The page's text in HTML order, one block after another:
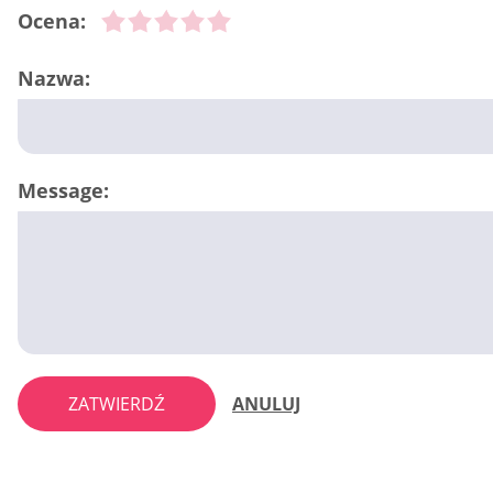
Ocena:
Nazwa:
Message:
ZATWIERDŹ ANULUJ